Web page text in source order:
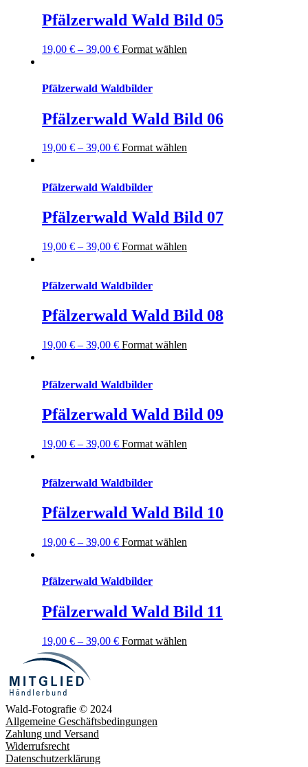
Pfälzerwald Wald Bild 05
19,00 €– 39,00 € Format wählen
Pfälzerwald Waldbilder
Pfälzerwald Wald Bild 06
19,00 €– 39,00 € Format wählen
Pfälzerwald Waldbilder
Pfälzerwald Wald Bild 07
19,00 €– 39,00 € Format wählen
Pfälzerwald Waldbilder
Pfälzerwald Wald Bild 08
19,00 €– 39,00 € Format wählen
Pfälzerwald Waldbilder
Pfälzerwald Wald Bild 09
19,00 €– 39,00 € Format wählen
Pfälzerwald Waldbilder
Pfälzerwald Wald Bild 10
19,00 €– 39,00 € Format wählen
Pfälzerwald Waldbilder
Pfälzerwald Wald Bild 11
19,00 €– 39,00 € Format wählen
Wald-Fotografie © 2024
Allgemeine Geschäftsbedingungen
Zahlung und Versand
Widerrufsrecht
Datenschutzerklärung